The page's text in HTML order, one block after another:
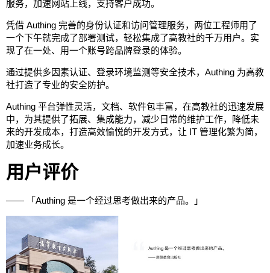
服务，加速网站上线，支持客户成功。
凭借 Authing 完善的身份认证和访问管理服务，两位工程师用了
一个下午就完成了部署测试，轻松集成了高教社的千万用户。实
现了在一处、用一个账号跨品牌登录的体验。
通过提供多因素认证、登录环境监测等安全技术，Authing 为高教
社打造了专业的安全防护。
Authing 平台弹性灵活，文档、软件包丰富，在高教社的迅速发展
中，为其提供了拓展、集成能力，减少日常的维护工作，降低未
来的开发成本，打造高效愉悦的开发方式，让 IT 管理化繁为简，
加速业务成长。
用户评价
—— 「Authing 是一个经过思考做出来的产品。」